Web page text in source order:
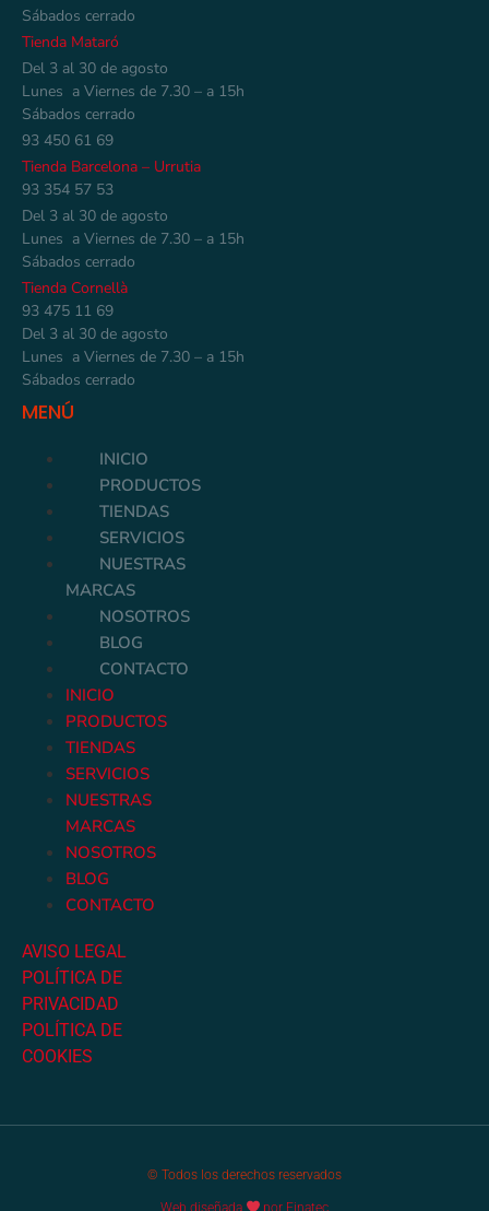
Sábados cerrado
Tienda Mataró
Del 3 al 30 de agosto
Lunes a Viernes de 7.30 – a 15h
Sábados cerrado
93 450 61 69
Tienda Barcelona – Urrutia
93 354 57 53
Del 3 al 30 de agosto
Lunes a Viernes de 7.30 – a 15h
Sábados cerrado
Tienda Cornellà
93 475 11 69
Del 3 al 30 de agosto
Lunes a Viernes de 7.30 – a 15h
Sábados cerrado
MENÚ
INICIO
PRODUCTOS
TIENDAS
SERVICIOS
NUESTRAS
MARCAS
NOSOTROS
BLOG
CONTACTO
INICIO
PRODUCTOS
TIENDAS
SERVICIOS
NUESTRAS
MARCAS
NOSOTROS
BLOG
CONTACTO
AVISO LEGAL
POLÍTICA DE
PRIVACIDAD
POLÍTICA DE
COOKIES
© Todos los derechos reservados
Web diseñada por Einatec